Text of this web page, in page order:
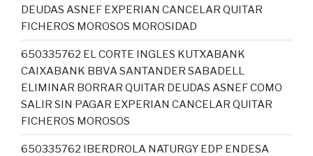
DEUDAS ASNEF EXPERIAN CANCELAR QUITAR
FICHEROS MOROSOS MOROSIDAD
650335762 EL CORTE INGLES KUTXABANK
CAIXABANK BBVA SANTANDER SABADELL
ELIMINAR BORRAR QUITAR DEUDAS ASNEF COMO
SALIR SIN PAGAR EXPERIAN CANCELAR QUITAR
FICHEROS MOROSOS
650335762 IBERDROLA NATURGY EDP ENDESA